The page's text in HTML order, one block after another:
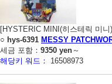
[HYSTERIC MINI(히스테릭 미
○ hys-6391 MESSY
세금 포함： 9350 yen～
해당키 워드：
16508973